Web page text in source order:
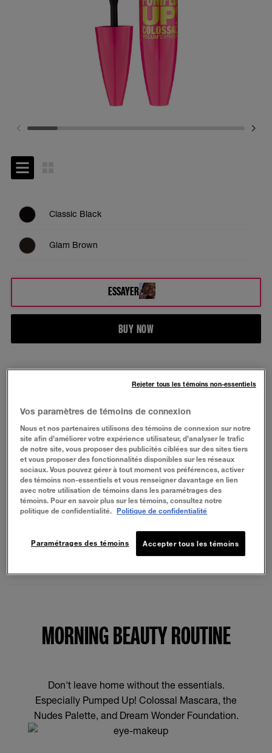
Classic Black
Glam Brown
ESSAYER
BUY NOW
Le mascara lavable Colossal® offre un volume
audacieux, immédiat et colossal. La Mega Brush et
la formule infusée au collagène permettent d'obtenir
notre volume le plus impressionnant en une seule
application!
BIENFAITS
MORNING BEAUTY ROUTINE
Don't leave home without the essentials.
Especially Pumped Up! Colossal Mascara, the
Nudes Palette, and Dream Wonder Foundation.
Vos paramètres de témoins de connexion
Nous et nos partenaires utilisons des témoins de connexion sur notre
site afin d’améliorer votre expérience utilisateur, d’analyser le trafic
de notre site, vous proposer des publicités ciblées sur des sites tiers
et vous proposer des fonctionnalités disponibles sur les réseaux
sociaux. Vous pouvez gérer à tout moment vos préférences, activer
des témoins non-essentiels et vous renseigner davantage en lien
avec notre utilisation de témoins dans les paramétrages des
témoins. Pour en savoir plus sur les témoins, consultez notre
politique de confidentialité.
Politique de confidentialité
Accepter tous les témoins
Paramétrages des témoins
Rejeter tous les témoins non-essentiels